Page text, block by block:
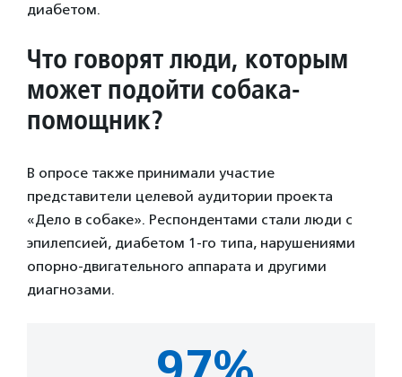
диабетом.
Что говорят люди, которым
может подойти собака-
помощник?
В опросе также принимали участие
представители целевой аудитории проекта
«Дело в собаке». Респондентами стали люди с
эпилепсией, диабетом 1-го типа, нарушениями
опорно-двигательного аппарата и другими
диагнозами.